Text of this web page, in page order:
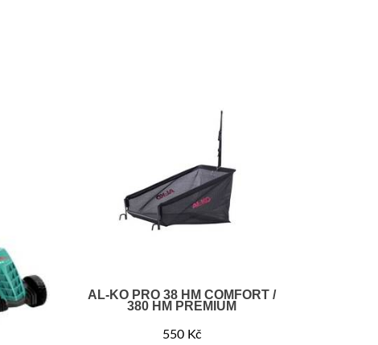
AL-KO PRO 38 HM COMFORT /
380 HM PREMIUM
550 Kč